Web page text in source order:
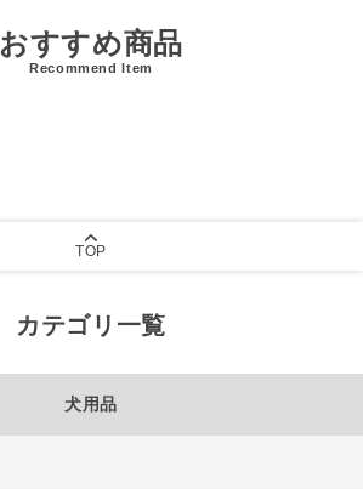
おすすめ商品
Recommend Item
TOP
カテゴリ一覧
犬用品